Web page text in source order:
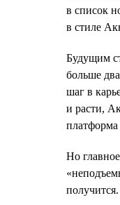
в список
в стиле
Будущим
больше
шаг в
и расти,
Но